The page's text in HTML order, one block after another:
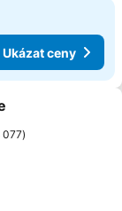
Ukázat ceny
oblíbených
077